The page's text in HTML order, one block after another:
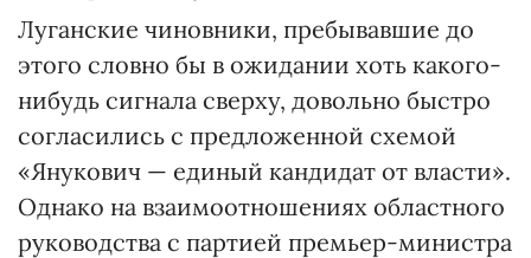
Луганские чиновники, пребывавшие до
этого словно бы в ожидании хоть какого-
нибудь сигнала сверху, довольно быстро
согласились с предложенной схемой
«Янукович — единый кандидат от власти».
Однако на взаимоотношениях областного
руководства с партией премьер-министра